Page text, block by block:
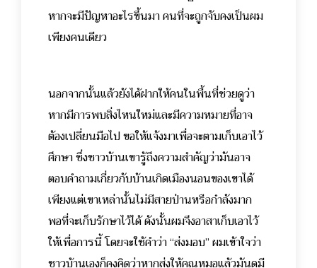
หากจะมีปัญหาอะไรขึ้นมา คนที่จะถูกจับคงเป็นผม
เพียงคนเดียว
นอกจากนั้นแล้วยังได้ฝากให้คนในพื้นที่ช่วยดูว่า
หากมีการพบสิ่งไหนใหม่และมีความหมายที่อาจ
ต้องเปลี่ยนมือไป ขอให้แจ้งมาเพื่อจะตามเก็บเอาไว้
ศึกษา ซึ่งชาวบ้านเขารู้ถึงความสำคัญว่ามันอาจ
ตอบคำถามเกี่ยวกับบ้านเกิดเมืองนอนของเขาได้
เพียงแต่เขาเหล่านั้นไม่มีสายป่านหรือกำลังมาก
พอที่จะเก็บรักษาไว้ได้ ดังนั้นผมจึงอาสาเก็บเอาไว้
ให้เพื่อการนี้ โดยจะใช้คำว่า “ส่งมอบ”ผมเข้าใจว่า
ชาวบ้านเองก็คงคิดว่าหากส่งให้คุณหมอแล้วมันดูมี